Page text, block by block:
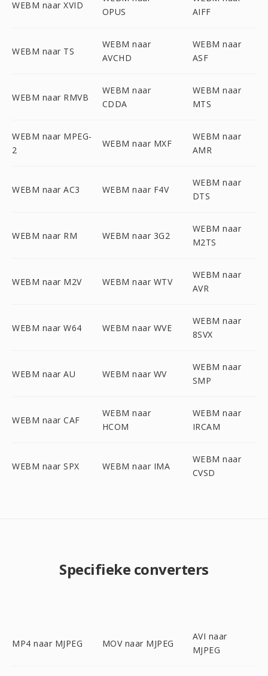
WEBM naar XVID
OPUS
AIFF
WEBM naar TS
WEBM naar
AVCHD
WEBM naar
ASF
WEBM naar RMVB
WEBM naar
CDDA
WEBM naar
MTS
WEBM naar MPEG-
2
WEBM naar MXF
WEBM naar
AMR
WEBM naar AC3 WEBM naar F4V
WEBM naar
DTS
WEBM naar RM WEBM naar 3G2
WEBM naar
M2TS
WEBM naar M2V WEBM naar WTV
WEBM naar
AVR
WEBM naar W64 WEBM naar WVE
WEBM naar
8SVX
WEBM naar AU WEBM naar WV
WEBM naar
SMP
WEBM naar CAF
WEBM naar
HCOM
WEBM naar
IRCAM
WEBM naar SPX WEBM naar IMA
WEBM naar
CVSD
Specifieke converters
MP4 naar MJPEG MOV naar MJPEG
AVI naar
MJPEG